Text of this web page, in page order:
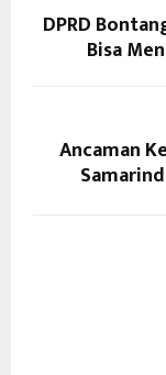
DPRD
Bisa
Ancaman